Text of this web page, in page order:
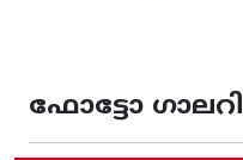
ഫോട്ടോ ഗാലറി